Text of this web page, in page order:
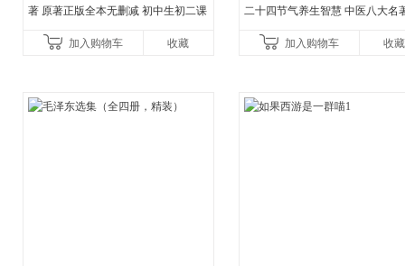
著 原著正版全本无删减 初中生初二课
加入购物车
收藏
二十四节气养生智慧 中医八大名
加入购物车
收藏